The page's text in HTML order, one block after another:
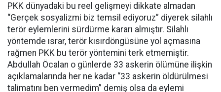
PKK dünyadaki bu reel gelişmeyi dikkate almadan
“Gerçek sosyalizmi biz temsil ediyoruz” diyerek silahlı
terör eylemlerini sürdürme kararı almıştır. Silahlı
yöntemde ısrar, terör kısırdöngüsüne yol açmasına
rağmen PKK bu terör yöntemini terk etmemiştir.
Abdullah Öcalan o günlerde 33 askerin ölümüne ilişkin
açıklamalarında her ne kadar “33 askerin öldürülmesi
talimatını ben vermedim” demiş olsa da eylemi